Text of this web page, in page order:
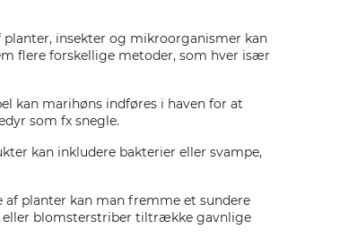
insekter og mikroorganismer kan
flere forskellige metoder, som hver især
kan marihøns indføres i haven for at
som fx snegle.
kan inkludere bakterier eller svampe,
planter kan man fremme et sundere
eller blomsterstriber tiltrække gavnlige